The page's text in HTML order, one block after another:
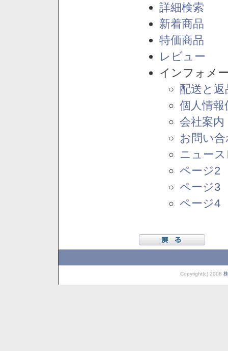
詳細検索
新着商品
特価商品
レビュー
インフォメ
配送と
個人情報
会社案内
お問い
ニュー
ページ2
ページ3
ページ4
Copyright(c) 2008